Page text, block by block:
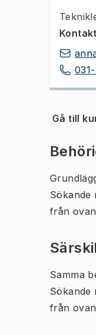
Kontakt
Gå till
(
Sökande
från
Samma
Sökande
från